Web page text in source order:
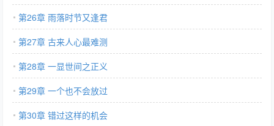
第26章 雨落时节又逢君
第27章 古来人心最难测
第28章 一显世间之正义
第29章 一个也不会放过
第30章 错过这样的机会